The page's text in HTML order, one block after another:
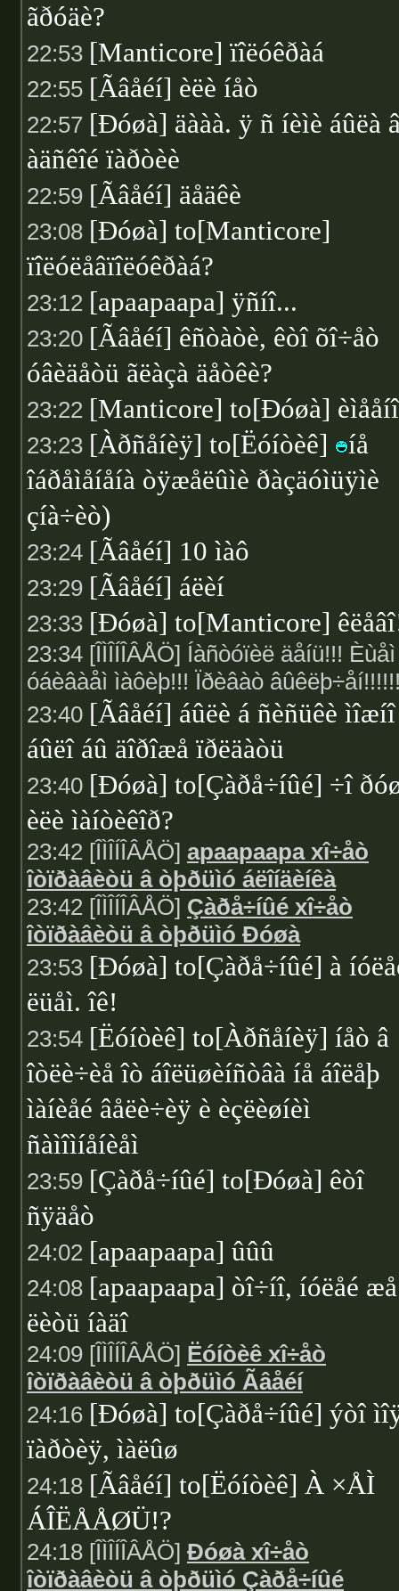
ãðóäè?
22:53 [Manticore] ïîëóêðàá
22:55 [Ãâåéí] èëè íåò
22:57 [Ðóøà] äààà. ÿ ñ íèìè áûëà
àäñêîé ïàðòèè
22:59 [Ãâåéí] äåäêè
23:08 [Ðóøà] to[Manticore]
ïîëóëåâïîëóêðàá?
23:12 [apaapaapa] ÿñíî...
23:20 [Ãâåéí] êñòàòè, êòî õî÷åò
óâèäåòü ãëàçà äåòêè?
23:22 [Manticore] to[Ðóøà] èìååíî
23:23 [Àðñåíèÿ] to[Ëóíòèê]
íå
îáðåìåíåíà òÿæåëûìè ðàçäóìüÿìè
çíà÷èò)
23:24 [Ãâåéí] 10 ìàô
23:29 [Ãâåéí] áëèí
23:33 [Ðóøà] to[Manticore]
23:34 [ÎÌÎÍÎÂÅÖ] Íàñòóïèë äåíü!!!
óáèâàåì ìàôèþ!!! Ïðèâàò
23:40 [Ãâåéí] áûëè á ñèñüêè ìîæíî
áûëî áû äîðîæå ïðëäàòü
23:40 [Ðóøà] to[Çàðå÷íûé] ÷î
èëè ìàíòèêîð?
23:42 [ÎÌÎÍÎÂÅÖ] apaapaapa xî÷åò
îòïðàâèòü â òþðüìó áëîíäèíêà
23:42 [ÎÌÎÍÎÂÅÖ] Çàðå÷íûé xî÷åò
îòïðàâèòü â òþðüìó Ðóøà
23:53 [Ðóøà] to[Çàðå÷íûé] à
ëüåì. îê!
23:54 [Ëóíòèê] to[Àðñåíèÿ] íåò â
îòëè÷èå îò áîëüøèíñòâà íå áîëåþ
ìàíèåé âåëè÷èÿ è èçëèøíèì
ñàìîìíåíèåì
23:59 [Çàðå÷íûé] to[Ðóøà] êòî
ñÿäåò
24:02 [apaapaapa] ûûû
24:08 [apaapaapa] òî÷íî, íóëåé æå
ëèòü íàäî
24:09 [ÎÌÎÍÎÂÅÖ] Ëóíòèê xî÷åò
îòïðàâèòü â òþðüìó Ãâåéí
24:16 [Ðóøà] to[Çàðå÷íûé] ýòî
ïàðòèÿ, ìàëûø
24:18 [Ãâåéí] to[Ëóíòèê] À ×ÅÌ
ÁÎËÅÅØÜ!?
24:18 [ÎÌÎÍÎÂÅÖ] Ðóøà xî÷åò
îòïðàâèòü â òþðüìó Çàðå÷íûé